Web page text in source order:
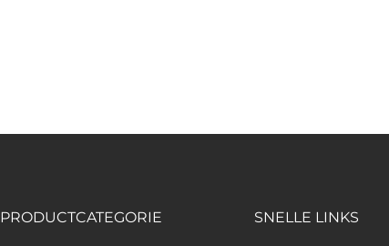
PRODUCTCATEGORIE SNELLE LINKS